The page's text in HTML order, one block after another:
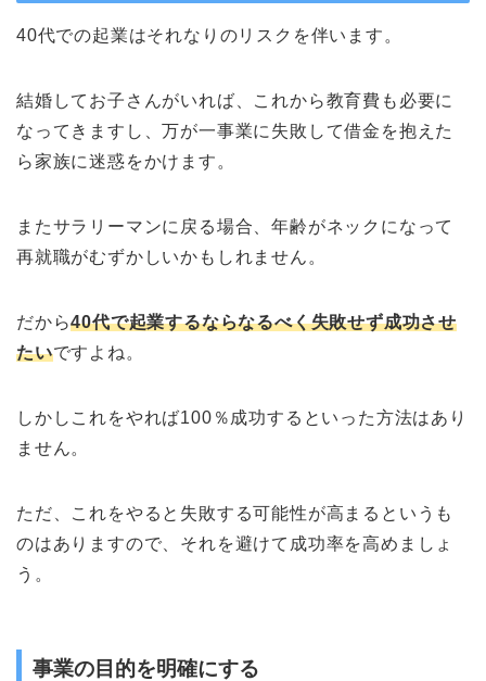
40代での起業はそれなりのリスクを伴います。
結婚してお子さんがいれば、これから教育費も必要に
なってきますし、万が一事業に失敗して借金を抱えた
ら家族に迷惑をかけます。
またサラリーマンに戻る場合、年齢がネックになって
再就職がむずかしいかもしれません。
だから40代で起業するならなるべく失敗せず成功させ
たいですよね。
しかしこれをやれば100％成功するといった方法はあり
ません。
ただ、これをやると失敗する可能性が高まるというも
のはありますので、それを避けて成功率を高めましょ
う。
事業の目的を明確にする